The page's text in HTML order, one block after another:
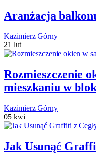
Aranżacja
Kazimierz Górny
21 lut
Rozmieszczenie
mieszkaniu w
Kazimierz Górny
05 kwi
Jak Usunąć